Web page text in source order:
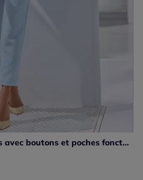
Tailleurs pantalons cintrés avec boutons et poches fonctionnelles